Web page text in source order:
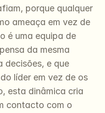
porque qualquer
ameaça em vez de
é uma equipa de
da mesma
decisões, e que
líder em vez de os
esta dinâmica cria
contacto com o